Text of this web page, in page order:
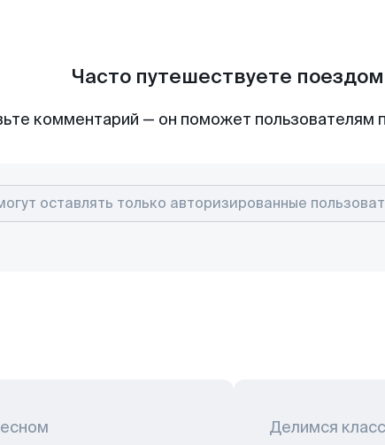
Часто путешествуете
комментарий — он поможет пользователям
Делимся